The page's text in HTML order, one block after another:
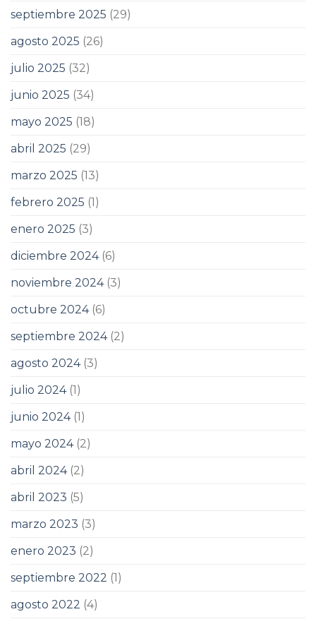
septiembre 2025 (29)
agosto 2025 (26)
julio 2025 (32)
junio 2025 (34)
mayo 2025 (18)
abril 2025 (29)
marzo 2025 (13)
febrero 2025 (1)
enero 2025 (3)
diciembre 2024(6)
noviembre 2024(3)
octubre 2024(6)
septiembre 2024(2)
agosto 2024(3)
julio 2024(1)
junio 2024(1)
mayo 2024(2)
abril 2024(2)
abril 2023 (5)
marzo 2023 (3)
enero 2023 (2)
septiembre 2022 (1)
agosto 2022 (4)